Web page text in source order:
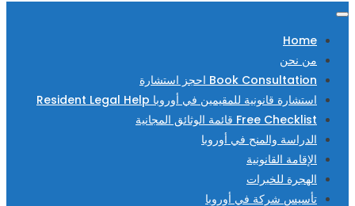
Home
من نحن
Book Consultation احجز استشارة
استشارة قانونية للمقيمين في أوروبا Resident Legal Help
Free Checklist قائمة الوثائق المجانية
الدراسة والمنح في أوروبا
الإقامة القانونية
الهجرة للخبرات
تأسيس شركة في أوروبا